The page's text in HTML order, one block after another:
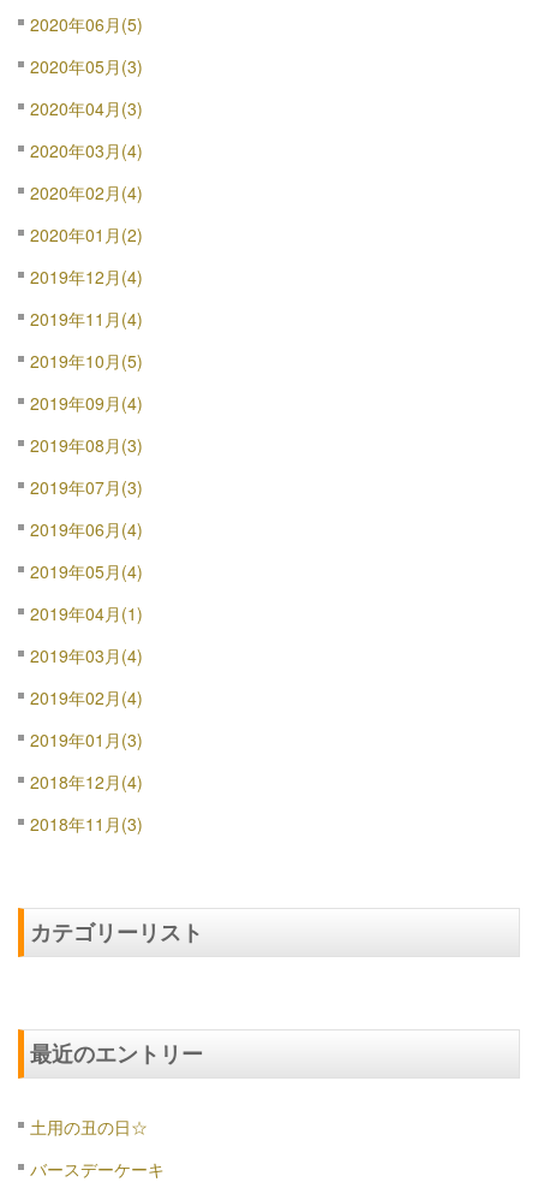
2020年06月(5)
2020年05月(3)
2020年04月(3)
2020年03月(4)
2020年02月(4)
2020年01月(2)
2019年12月(4)
2019年11月(4)
2019年10月(5)
2019年09月(4)
2019年08月(3)
2019年07月(3)
2019年06月(4)
2019年05月(4)
2019年04月(1)
2019年03月(4)
2019年02月(4)
2019年01月(3)
2018年12月(4)
2018年11月(3)
カテゴリーリスト
最近のエントリー
土用の丑の日☆
バースデーケーキ